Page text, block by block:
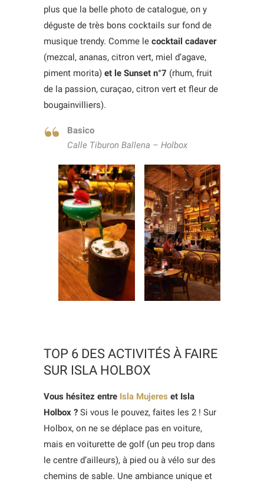
plus que la belle photo de catalogue, on y
déguste de très bons cocktails sur fond de
musique trendy. Comme le cocktail cadaver
(mezcal, ananas, citron vert, miel d’agave,
piment morita) et le Sunset n°7 (rhum, fruit
de la passion, curaçao, citron vert et fleur de
bougainvilliers).
Basico
Calle Tiburon Ballena – Holbox
TOP 6 DES ACTIVITÉS À FAIRE
SUR ISLA HOLBOX
Vous hésitez entre Isla Mujeres et Isla
Holbox ? Si vous le pouvez, faites les 2 ! Sur
Holbox, on ne se déplace pas en voiture,
mais en voiturette de golf (un peu trop dans
le centre d’ailleurs), à pied ou à vélo sur des
chemins de sable. Une ambiance unique et